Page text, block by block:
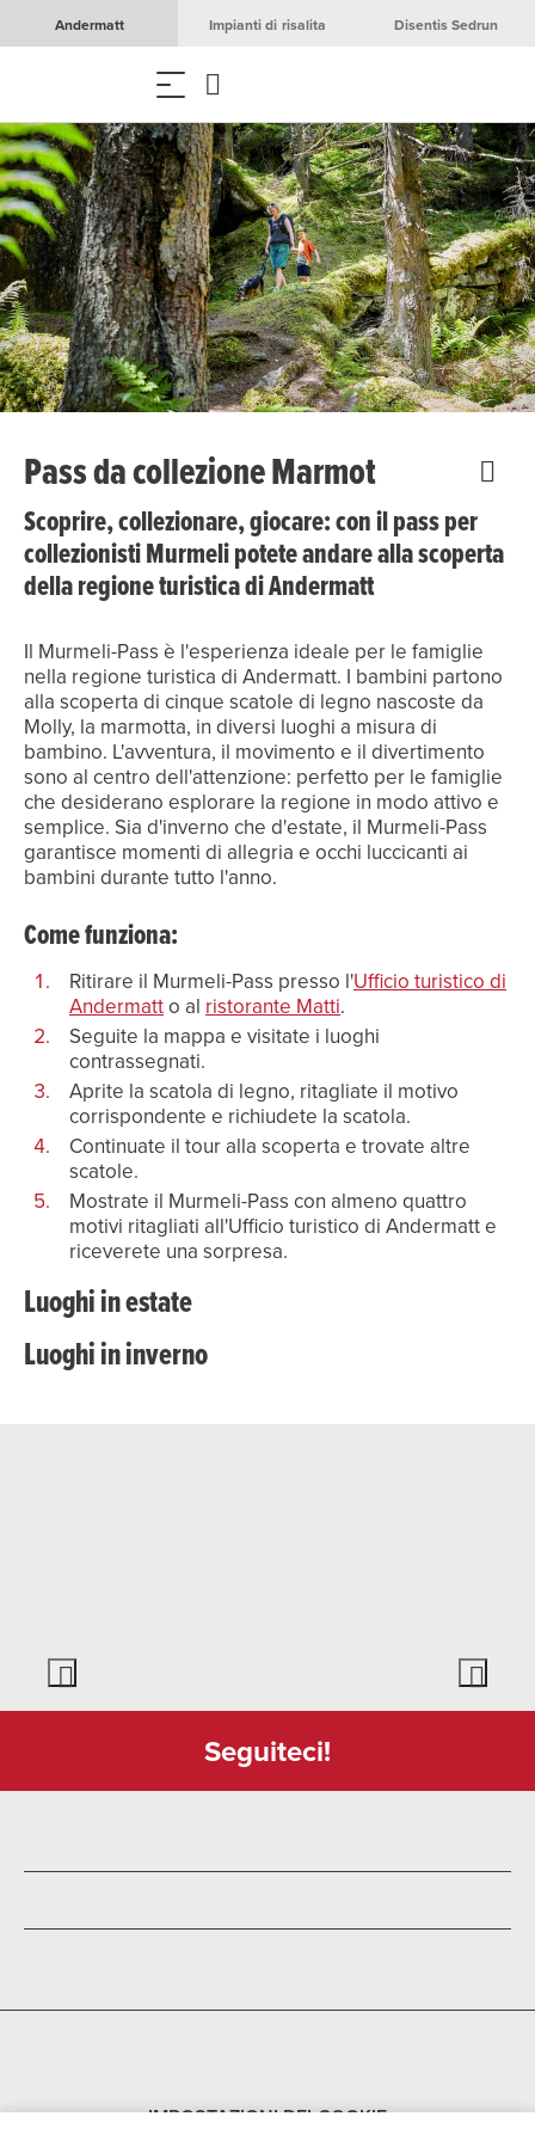
Andermatt Impianti di risalita Disentis Sedrun
Pass da collezione Marmot
Scoprire, collezionare, giocare: con il pass per
collezionisti Murmeli potete andare alla scoperta
della regione turistica di Andermatt
Il Murmeli-Pass è l'esperienza ideale per le famiglie
nella regione turistica di Andermatt. I bambini partono
alla scoperta di cinque scatole di legno nascoste da
Molly, la marmotta, in diversi luoghi a misura di
bambino. L'avventura, il movimento e il divertimento
sono al centro dell'attenzione: perfetto per le famiglie
che desiderano esplorare la regione in modo attivo e
semplice. Sia d'inverno che d'estate, il Murmeli-Pass
garantisce momenti di allegria e occhi luccicanti ai
bambini durante tutto l'anno.
Come funziona:
Ritirare il Murmeli-Pass presso l'Ufficio turistico di
Andermatto al ristorante Matti.
Seguite la mappa e visitate i luoghi
contrassegnati.
Aprite la scatola di legno, ritagliate il motivo
corrispondente e richiudete la scatola.
Continuate il tour alla scoperta e trovate altre
scatole.
Mostrate il Murmeli-Pass con almeno quattro
motivi ritagliati all'Ufficio turistico di Andermatt e
riceverete una sorpresa.
Luoghi in estate
Luoghi in inverno
Seguiteci!
IMPOSTAZIONI DEI COOKIE